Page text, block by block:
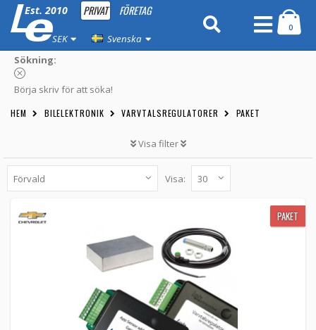
Est. 2010 PRIVAT FÖRETAG
SEK Svenska
0
Sökning:
Börja skriv för att söka!
HEM BILELEKTRONIK VARVTALSREGULATORER PAKET
Visa filter
Visa:
Loh Electronics
PAKET
PAKET